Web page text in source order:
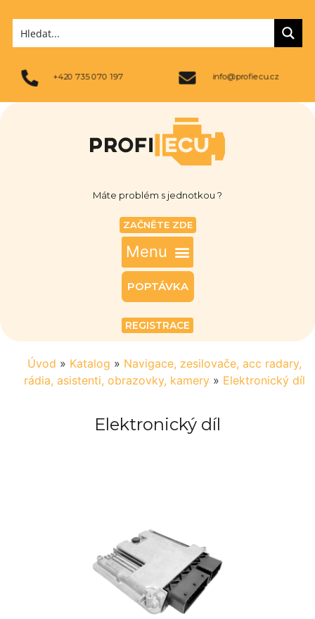
+420 735 070 197 info@profiecu.cz
Máte problém s jednotkou ?
ZAČNĚTE ZDE
POPTÁVKA
REGISTRACE
Úvod » Katalog » Navigace, zesilovače, acc radary,
rádia, asistenti, obrazovky, kamery » Elektronický díl
Elektronický díl